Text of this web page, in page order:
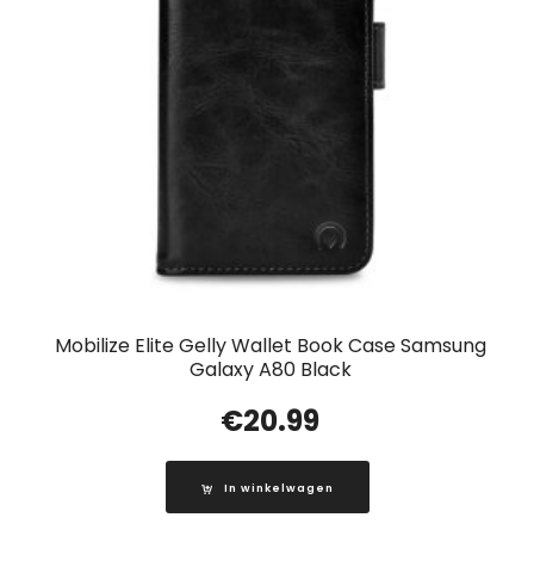
Mobilize Elite Gelly Wallet Book Case Samsung
Galaxy A80 Black
€20.99
In winkelwagen